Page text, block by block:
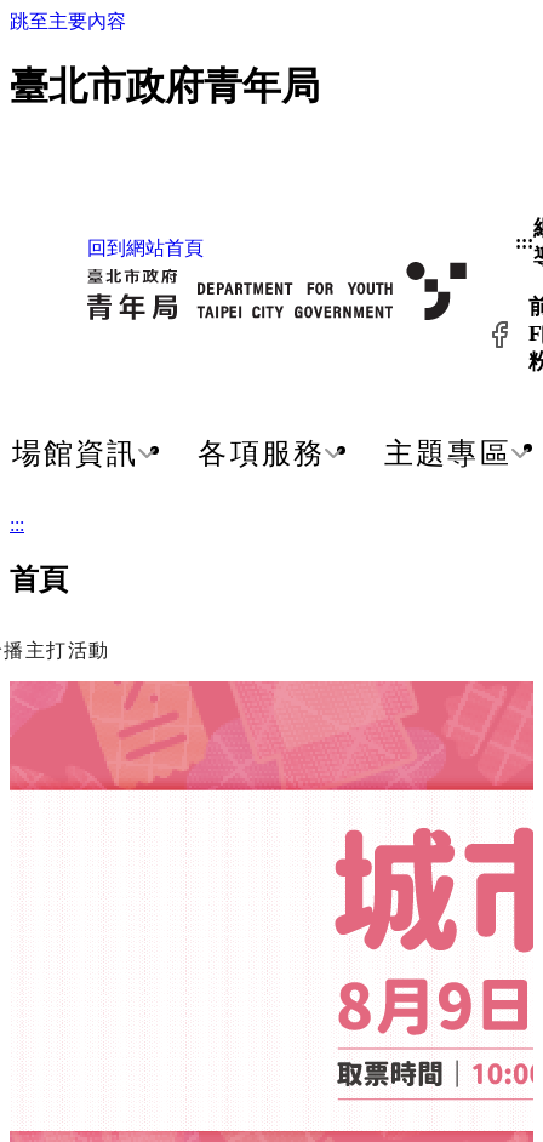
跳至主要內容
臺北市政府青年局
回到網站首頁 :::
場館資訊 各項服務 主題專區
:::
首頁
主打活動